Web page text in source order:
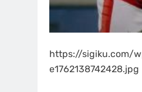
https://sigiku.com/
e1762138742428.jpg